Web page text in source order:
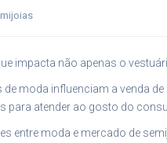
impacta não apenas o
moda influenciam a venda
para atender ao gosto do
entre moda e mercado de